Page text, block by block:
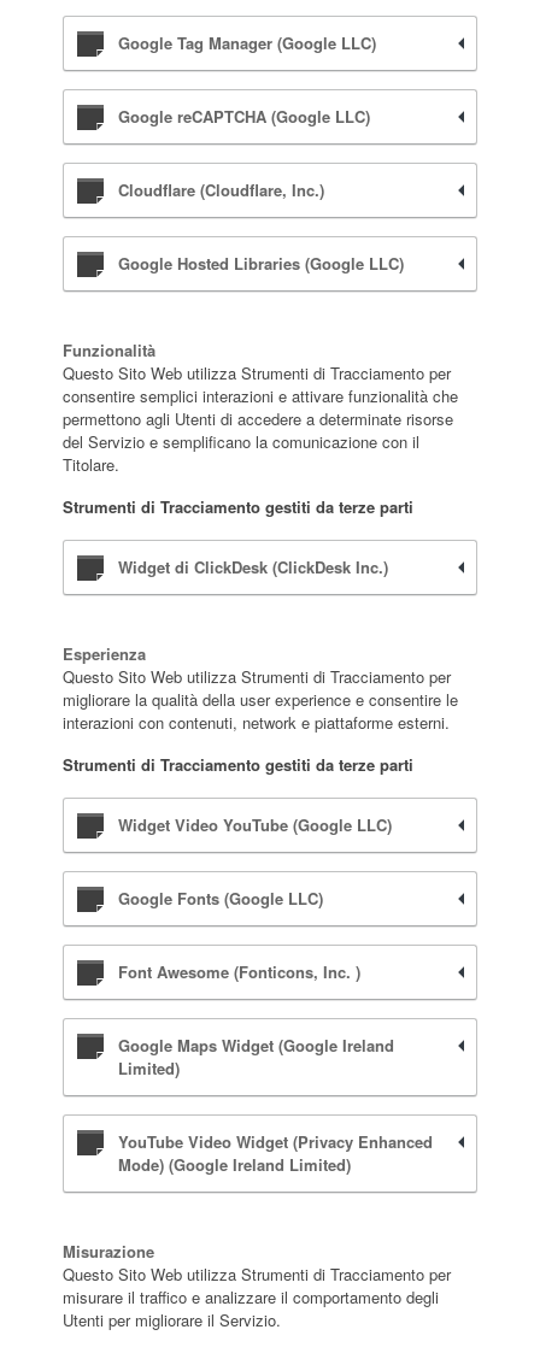
Google Tag Manager (Google LLC)
Google reCAPTCHA (Google LLC)
Cloudflare (Cloudflare, Inc.)
Google Hosted Libraries (Google LLC)
Funzionalità
Questo Sito Web utilizza Strumenti di Tracciamento per
consentire semplici interazioni e attivare funzionalità che
permettono agli Utenti di accedere a determinate risorse
del Servizio e semplificano la comunicazione con il
Titolare.
Strumenti di Tracciamento gestiti da terze parti
Widget di ClickDesk (ClickDesk Inc.)
Esperienza
Questo Sito Web utilizza Strumenti di Tracciamento per
migliorare la qualità della user experience e consentire le
interazioni con contenuti, network e piattaforme esterni.
Strumenti di Tracciamento gestiti da terze parti
Widget Video YouTube (Google LLC)
Google Fonts (Google LLC)
Font Awesome (Fonticons, Inc. )
Google Maps Widget (Google Ireland
Limited)
YouTube Video Widget (Privacy Enhanced
Mode) (Google Ireland Limited)
Misurazione
Questo Sito Web utilizza Strumenti di Tracciamento per
misurare il traffico e analizzare il comportamento degli
Utenti per migliorare il Servizio.